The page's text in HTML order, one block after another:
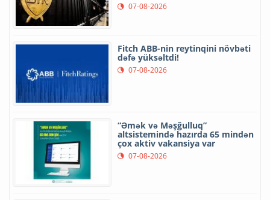
07-08-2026
Fitch ABB-nin reytinqini növbəti
dəfə yüksəltdi!
07-08-2026
“Əmək və Məşğulluq”
altsistemində hazırda 65 mindən
çox aktiv vakansiya var
07-08-2026